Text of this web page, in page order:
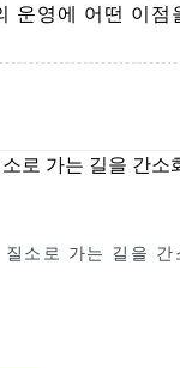
운영에 어떤 이
소로 가는 길을 간